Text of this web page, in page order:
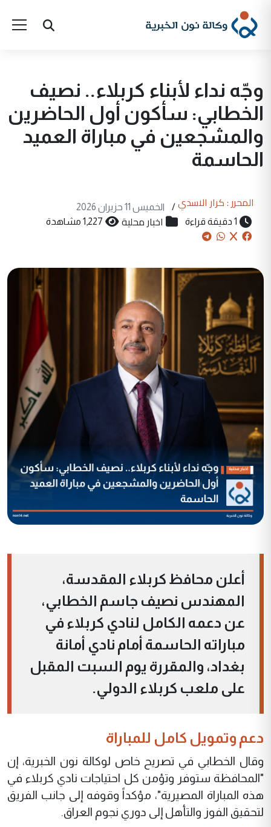
وجّه نداء لأبناء كربلاء.. نصيف
الخطابي: سأكون أول الحاضرين
والمشجعين في مباراة العميد
الحاسمة
المحرر : كرار الاسدي /
الخميس 11 حزيران 2026
1 دقيقة قراءة
اخبار محلية 1,227 مشاهدة
أعلن محافظ كربلاء المقدسة،
المهندس نصيف جاسم الخطابي،
عن دعمه الكامل لنادي كربلاء في
مباراته الحاسمة أمام نادي أمانة
بغداد، والمقررة يوم السبت المقبل
على ملعب كربلاء الدولي.
دعم وتمويل كامل للمباراة
وقال الخطابي في تصريح خاص لوكالة نون الخبرية، إن
"المحافظة ستوفر وتؤمن كل احتياجات نادي كربلاء في
هذه المباراة المصيرية"، مؤكداً وقوفه إلى جانب الفريق
لتحقيق الفوز والتأهل إلى دوري نجوم العراق.